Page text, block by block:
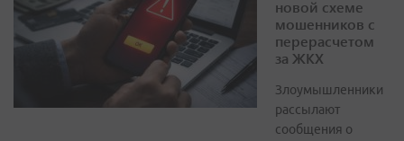
новой схеме
мошенников с
перерасчетом
за ЖКХ
Злоумышленники
рассылают
сообщения о